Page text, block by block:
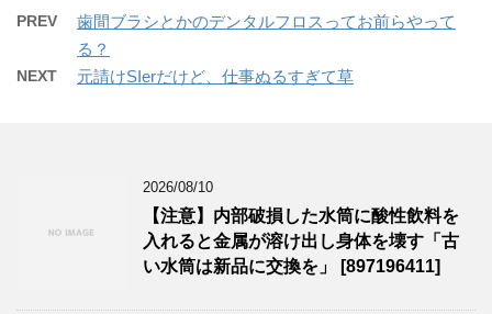
PREV
歯間ブラシとかのデンタルフロスってお前らやって
る？
NEXT 元請けSIerだけど、仕事ぬるすぎて草
2026/08/10
【注意】内部破損した水筒に酸性飲料を
入れると金属が溶け出し身体を壊す「古
い水筒は新品に交換を」 [897196411]